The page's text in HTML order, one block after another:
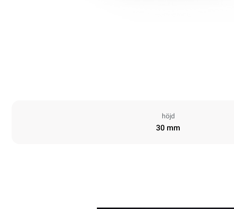
höjd
30 mm